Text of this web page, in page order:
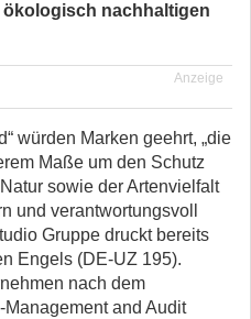
ökologisch nachhaltigen
Anzeige
würden Marken geehrt, „die
Maße um den Schutz
sowie der Artenvielfalt
und verantwortungsvoll
Gruppe druckt bereits
Engels (DE-UZ 195).
nach dem
and Audit